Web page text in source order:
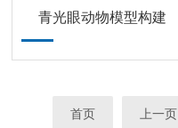
青光眼动物模型构建
首页 上一页